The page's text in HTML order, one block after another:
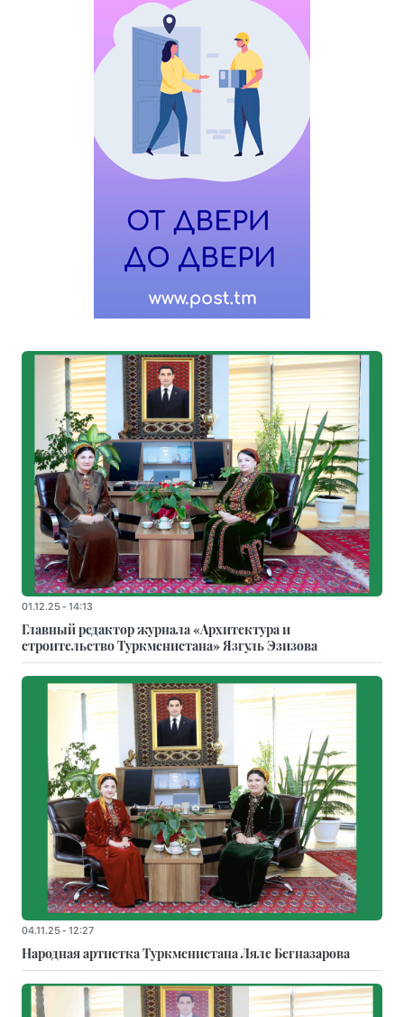
01.12.25 - 14:13
Главный редактор журнала «Архитектура и
строительство Туркменистана» Язгуль Эзизова
04.11.25 - 12:27
Народная артистка Туркменистана Ляле Бегназарова